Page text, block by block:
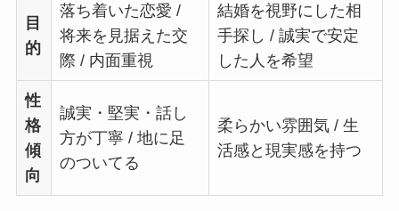
目
的
落ち着いた恋愛 /
将来を見据えた交
際 / 内面重視
結婚を視野にした相
手探し / 誠実で安定
した人を希望
性
格
傾
向
誠実・堅実・話し
方が丁寧 / 地に足
のついてる
柔らかい雰囲気 / 生
活感と現実感を持つ